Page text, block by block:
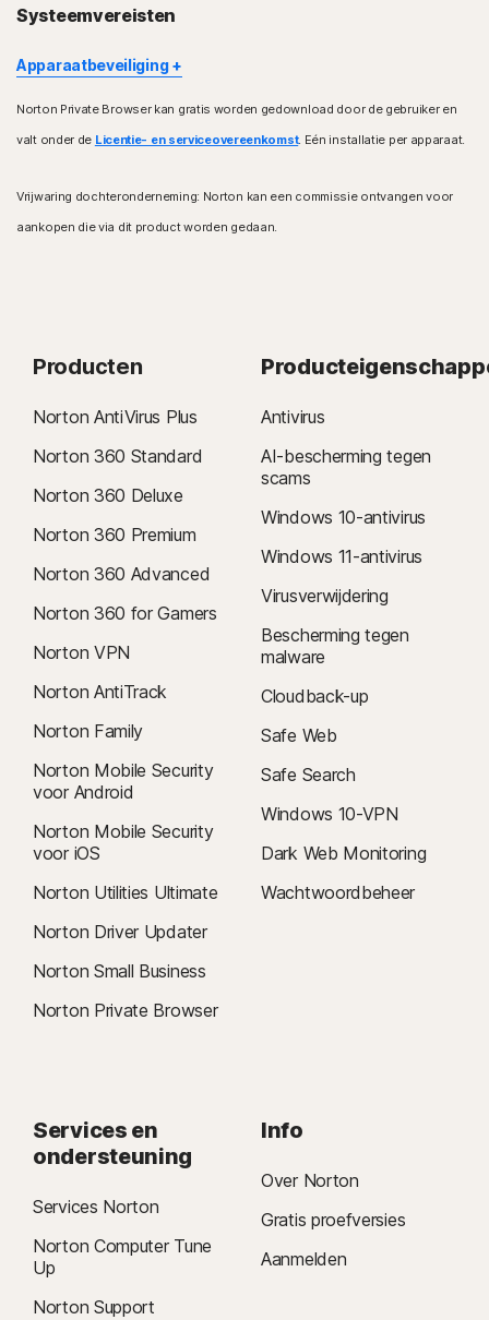
Systeemvereisten
Apparaatbeveiliging
Windows™-besturingssystemen
Alleen Intel-processor (32-bits en 64-bits)
Werkt niet met Windows S
Mac®-besturingssystemen
Android 9.0 of later
iOS-besturingssystemen
iOS 15.0 of later
Norton Private Browser kan gratis worden gedownload door de gebruiker en
valt onder de Licentie- en serviceovereenkomst. Eén installatie per apparaat.
Vrijwaring dochteronderneming: Norton kan een commissie ontvangen voor
aankopen die via dit product worden gedaan.
Producten
Norton AntiVirus Plus
Norton 360 Standard
Norton 360 Deluxe
Norton 360 Premium
Norton 360 Advanced
Norton 360 for Gamers
Norton VPN
Norton AntiTrack
Norton Family
Norton Mobile Security
voor Android
Norton Mobile Security
voor iOS
Norton Utilities Ultimate
Norton Driver Updater
Norton Small Business
Norton Private Browser
Antivirus
AI-bescherming tegen
scams
Windows 10-antivirus
Windows 11-antivirus
Virusverwijdering
Bescherming tegen
malware
Cloudback-up
Safe Web
Safe Search
Windows 10-VPN
Dark Web Monitoring
Wachtwoordbeheer
Services en
ondersteuning
Services Norton
Norton Computer Tune
Up
Norton Support
Info
Over Norton
Gratis proefversies
Aanmelden